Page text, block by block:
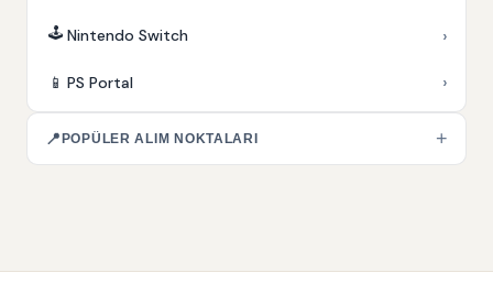
🕹️ Nintendo Switch ›
📱 PS Portal ›
📍 POPÜLER ALIM NOKTALARI +